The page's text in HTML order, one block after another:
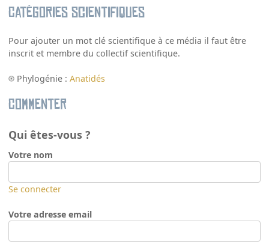
Catégories scientifiques
Pour ajouter un mot clé scientifique à ce média il faut être
inscrit et membre du collectif scientifique.
Phylogénie :Anatidés
Commenter
Qui êtes-vous ?
Votre nom
Se connecter
Votre adresse email